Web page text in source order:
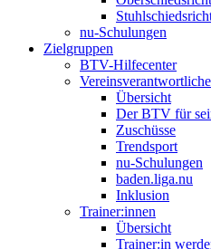
nu-Schulungen
Zielgruppen
BTV-Hilfecenter
Vereinsverantwortliche
Übersicht
Der BTV für
Zuschüsse
Trendsport
nu-Schulungen
baden.liga.nu
Inklusion
Trainer:innen
Übersicht
Trainer:in